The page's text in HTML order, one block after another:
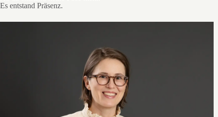
Es entstand Präsenz.